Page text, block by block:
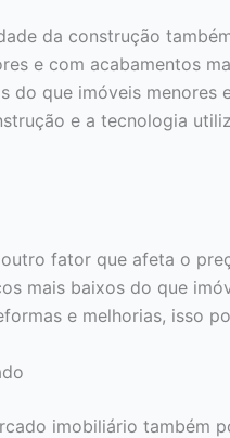
da construção
e com acabamentos
do que imóveis menores
e a tecnologia
fator que afeta o
mais baixos do que
e melhorias, isso
imobiliário também